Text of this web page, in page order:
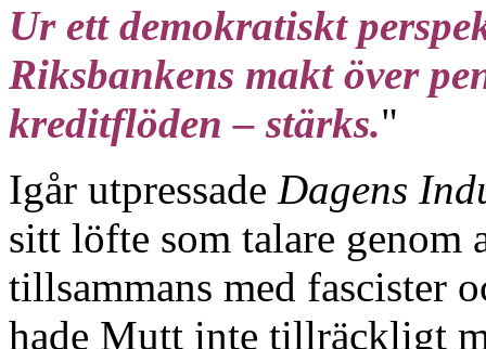
Ur ett demokratiskt
Riksbankens makt över
kreditflöden – stärks."
Igår utpressade Dagens
sitt löfte som talare genom
tillsammans med fascister
hade Mutt inte tillräckligt